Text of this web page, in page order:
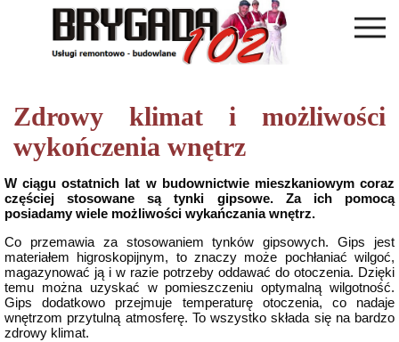
Zdrowy klimat i możliwości
wykończenia wnętrz
W ciągu ostatnich lat w budownictwie mieszkaniowym coraz
częściej stosowane są tynki gipsowe. Za ich pomocą
posiadamy wiele możliwości wykańczania wnętrz.
Co przemawia za stosowaniem tynków gipsowych. Gips jest
materiałem higroskopijnym, to znaczy może pochłaniać wilgoć,
magazynować ją i w razie potrzeby oddawać do otoczenia. Dzięki
temu można uzyskać w pomieszczeniu optymalną wilgotność.
Gips dodatkowo przejmuje temperaturę otoczenia, co nadaje
wnętrzom przytulną atmosferę. To wszystko składa się na bardzo
zdrowy klimat.